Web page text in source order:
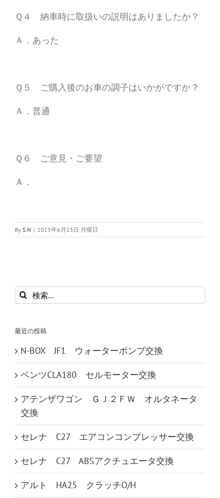
Ｑ４ 納車時に取扱いの説明はありましたか？
Ａ．あった
Ｑ５ ご購入後のお車の調子はいかがですか？
Ａ．普通
Ｑ６ ご意見・ご要望
Ａ．
By S.N | 2025年6月23日 月曜日
検
索
最近の投稿
N-BOX JF1 ウォーターポンプ交換
ベンツCLA180 セルモーター交換
アテンザワゴン ＧＪ２ＦＷ オルタネータ
交換
セレナ C27 エアコンコンプレッサー交換
セレナ C27 ABSアクチュエータ交換
アルト HA25 クラッチO/H